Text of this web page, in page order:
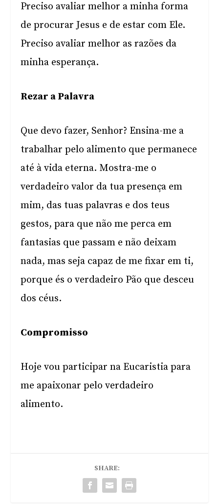
Preciso avaliar melhor a minha forma
de procurar Jesus e de estar com Ele.
Preciso avaliar melhor as razões da
minha esperança.
Rezar a Palavra
Que devo fazer, Senhor? Ensina-me a
trabalhar pelo alimento que permanece
até à vida eterna. Mostra-me o
verdadeiro valor da tua presença em
mim, das tuas palavras e dos teus
gestos, para que não me perca em
fantasias que passam e não deixam
nada, mas seja capaz de me fixar em ti,
porque és o verdadeiro Pão que desceu
dos céus.
Compromisso
Hoje vou participar na Eucaristia para
me apaixonar pelo verdadeiro
alimento.
SHARE: